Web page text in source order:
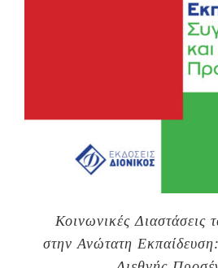
Κοινωνικές Διαστάσεις
στην Ανώτατη